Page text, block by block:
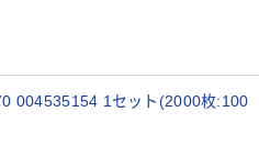
004535154 1セット(2000枚:100